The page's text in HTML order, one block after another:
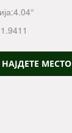
4.04°
НАЈДЕТЕ МЕСТО